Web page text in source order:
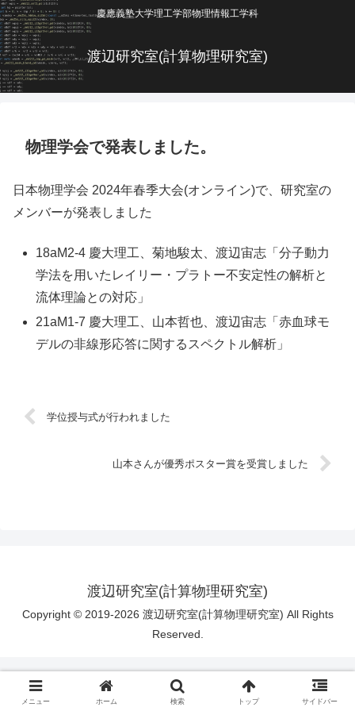
慶應義塾大学理工学部物理情報工学科
渡辺研究室(計算物理研究室)
物理学会で発表しました。
日本物理学会 2024年春季大会(オンライン)で、研究室の
メンバーが発表しました
18aM2-4 慶大理工、菊地駿太、渡辺宙志「分子動力
学法を用いたレイリー・プラトー不安定性の解析と
流体理論との対応」
21aM1-7 慶大理工、山本哲也、渡辺宙志「赤血球モ
デルの非線形応答に関するスペクトル解析」
学位授与式が行われました
山本さんが優秀ポスター賞を受賞しました
渡辺研究室(計算物理研究室)
Copyright © 2019-2026 渡辺研究室(計算物理研究室) All Rights
Reserved.
メニュー ホーム 検索 トップ サイドバー